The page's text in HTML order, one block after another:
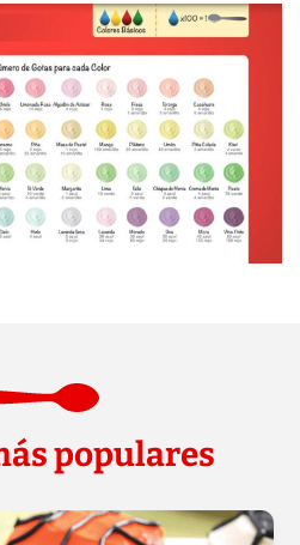
populares